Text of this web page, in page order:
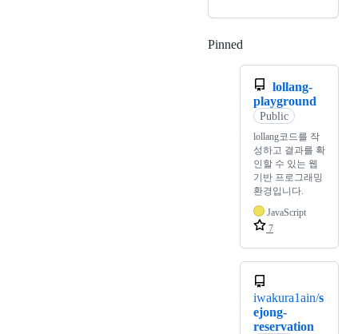
Pinned
lollang-
playground
Public
lollang코드를 작
성하고 결과를 확
인할 수 있는 웹
기반 프로그래밍
환경입니다.
JavaScript
7
iwakura1ain/s
ejong-
reservation